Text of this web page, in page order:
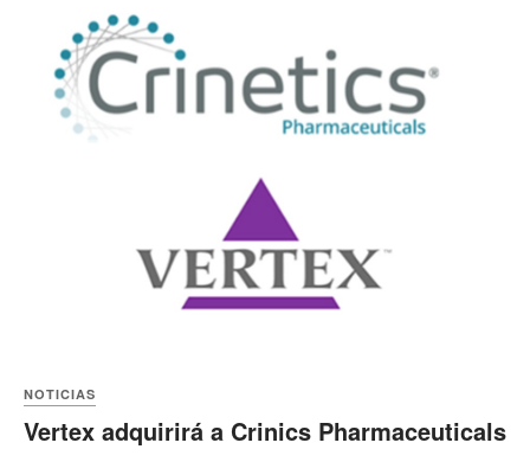
NOTICIAS
Vertex adquirirá a Crinics Pharmaceuticals